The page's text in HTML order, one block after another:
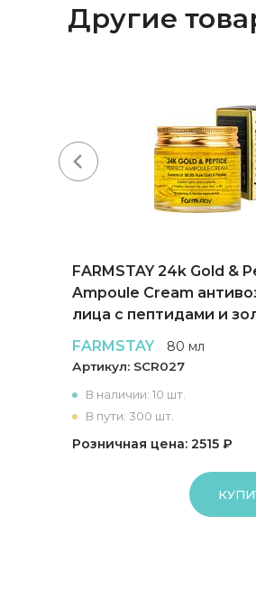
Другие
FARMSTAY 24k Gold &
Ampoule Cream
лица с пептидами и
FARMSTAY
80 мл
Артикул: SCR027
В наличии: 10 шт.
В пути: 300 шт.
Розничная цена: 2515 ₽